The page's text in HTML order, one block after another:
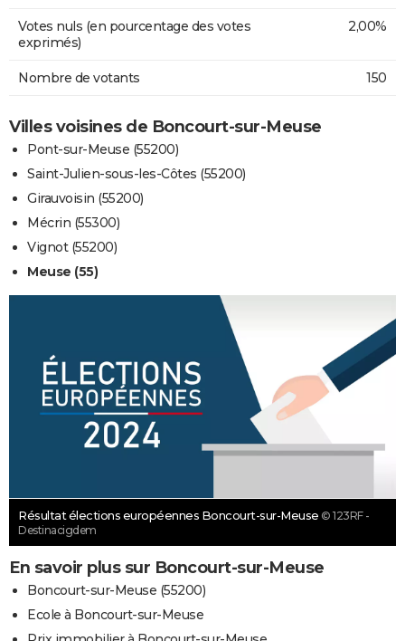
Votes nuls (en pourcentage des votes
exprimés)
2,00%
Nombre de votants 150
Villes voisines de Boncourt-sur-Meuse
Pont-sur-Meuse (55200)
Saint-Julien-sous-les-Côtes (55200)
Girauvoisin (55200)
Mécrin (55300)
Vignot (55200)
Meuse (55)
Résultat élections européennes Boncourt-sur-Meuse © 123RF -
Destinacigdem
En savoir plus sur Boncourt-sur-Meuse
Boncourt-sur-Meuse (55200)
Ecole à Boncourt-sur-Meuse